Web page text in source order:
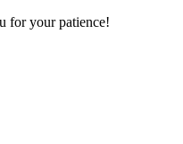
for your patience!